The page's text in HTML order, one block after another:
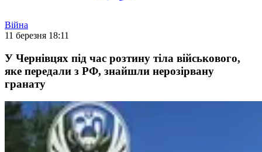
Війна
11 березня 18:11
У Чернівцях під час розтину тіла військового,
яке передали з РФ, знайшли нерозірвану
гранату